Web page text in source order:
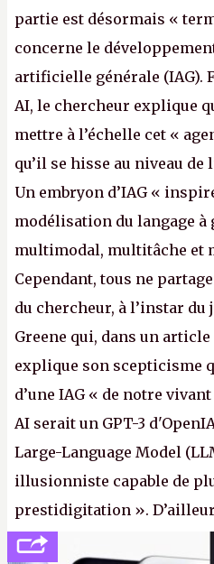
partie est désormais «
concerne le
artificielle générale (IAG).
AI, le chercheur explique
mettre à l’échelle cet «
qu’il se hisse au niveau
Un embryon d’IAG «
modélisation du langage à
multimodal, multitâche et
Cependant, tous ne
du chercheur, à l’instar
Greene qui, dans un article
explique son scepticisme
d’une IAG « de notre
AI serait un GPT-3
Large-Language Model
illusionniste capable de
prestidigitation ».
même, dans une réponse